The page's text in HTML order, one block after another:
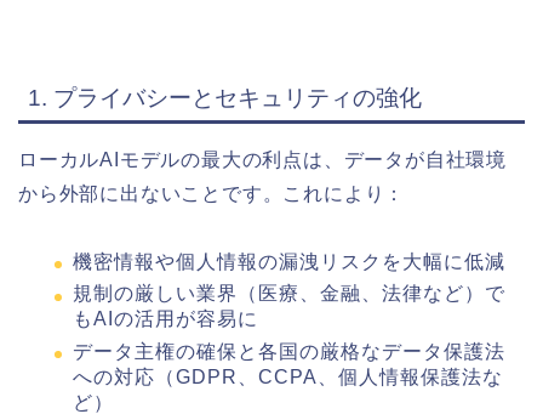
1. プライバシーとセキュリティの強化
ローカルAIモデルの最大の利点は、データが自社環境
から外部に出ないことです。これにより：
機密情報や個人情報の漏洩リスクを大幅に低減
規制の厳しい業界（医療、金融、法律など）で
もAIの活用が容易に
データ主権の確保と各国の厳格なデータ保護法
への対応（GDPR、CCPA、個人情報保護法な
ど）